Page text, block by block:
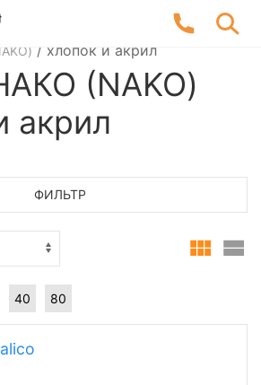
/ хлопок и акрил
(NAKO)
акрил
ФИЛЬТР
40 80